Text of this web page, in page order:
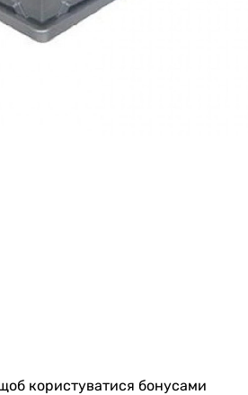
користуватися бонусами